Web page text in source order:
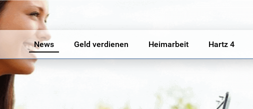
News Geld verdienen Heimarbeit Hartz 4